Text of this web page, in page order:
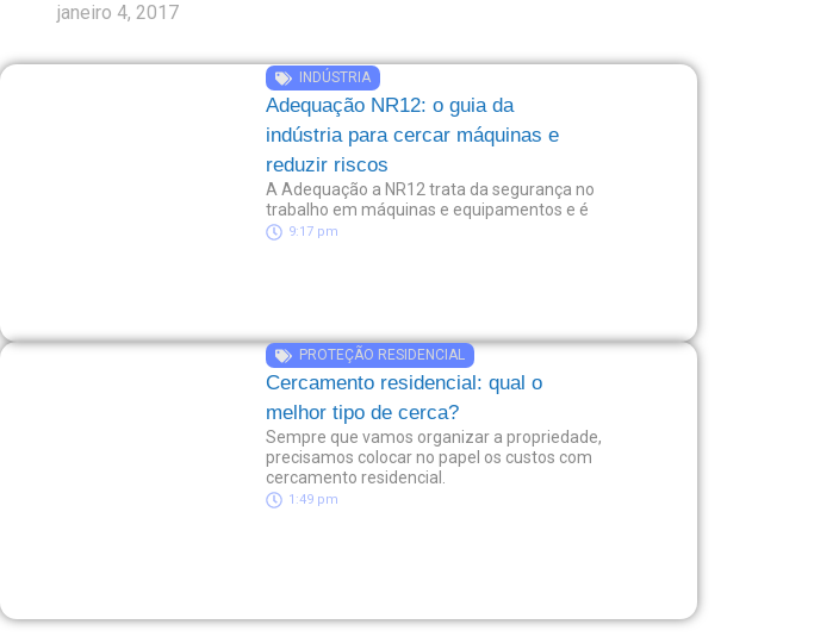
janeiro 4, 2017
INDÚSTRIA
Adequação NR12: o guia da
indústria para cercar máquinas e
reduzir riscos
A Adequação a NR12 trata da segurança no
trabalho em máquinas e equipamentos e é
9:17 pm
PROTEÇÃO RESIDENCIAL
Cercamento residencial: qual o
melhor tipo de cerca?
Sempre que vamos organizar a propriedade,
precisamos colocar no papel os custos com
cercamento residencial.
1:49 pm